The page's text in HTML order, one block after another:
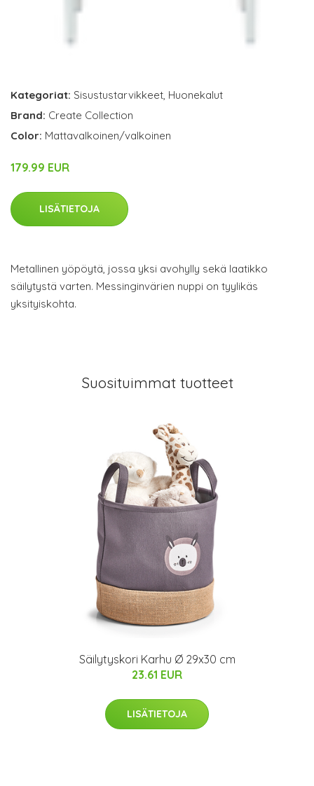
Kategoriat: Sisustustarvikkeet, Huonekalut
Brand: Create Collection
Color: Mattavalkoinen/valkoinen
179.99 EUR
LISÄTIETOJA
Metallinen yöpöytä, jossa yksi avohylly sekä laatikko
säilytystä varten. Messinginvärien nuppi on tyylikäs
yksityiskohta.
Suosituimmat tuotteet
Säilytyskori Karhu Ø 29x30 cm
23.61 EUR
LISÄTIETOJA